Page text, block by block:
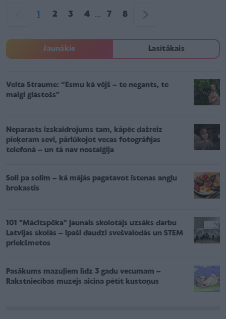
1 2 3 4 ... 7 8
Jaunākie Lasītākais
Velta Straume: “Esmu kā vējš – te negants, te
maigi glāstošs”
Neparasts izskaidrojums tam, kāpēc dažreiz
pieķeram sevi, pārlūkojot vecas fotogrāfijas
telefonā – un tā nav nostalģija
Soli pa solim – kā mājās pagatavot īstenas angļu
brokastis
101 "Mācītspēka" jaunais skolotājs uzsāks darbu
Latvijas skolās – īpaši daudzi svešvalodās un STEM
priekšmetos
Pasākums mazuļiem līdz 3 gadu vecumam –
Rakstniecības muzejs aicina pētīt kustoņus